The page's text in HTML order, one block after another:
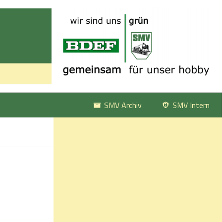
SMV Intern
SMV Archiv